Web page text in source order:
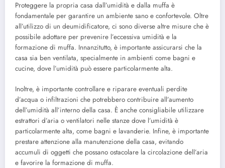
Proteggere la propria casa dall’umidità e dalla muffa è
fondamentale per garantire un ambiente sano e confortevole. Oltre
all’utilizzo di un deumidificatore, ci sono diverse altre misure che è
possibile adottare per prevenire l’eccessiva umidità e la
formazione di muffa. Innanzitutto, è importante assicurarsi che la
casa sia ben ventilata, specialmente in ambienti come bagni e
cucine, dove l’umidità può essere particolarmente alta.
Inoltre, è importante controllare e riparare eventuali perdite
d’acqua o infiltrazioni che potrebbero contribuire all’aumento
dell’umidità all’interno della casa. È anche consigliabile utilizzare
estrattori d’aria o ventilatori nelle stanze dove l’umidità è
particolarmente alta, come bagni e lavanderie. Infine, è importante
prestare attenzione alla manutenzione della casa, evitando
accumuli di oggetti che possano ostacolare la circolazione dell’aria
e favorire la formazione di muffa.